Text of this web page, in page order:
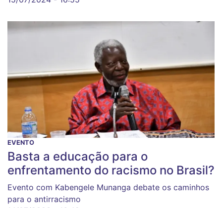
EVENTO
Basta a educação para o
enfrentamento do racismo no Brasil?
Evento com Kabengele Munanga debate os caminhos
para o antirracismo